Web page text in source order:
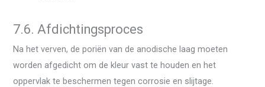
7.6. Afdichtingsproces
Na het verven, de poriën van de anodische laag moeten
worden afgedicht om de kleur vast te houden en het
oppervlak te beschermen tegen corrosie en slijtage.